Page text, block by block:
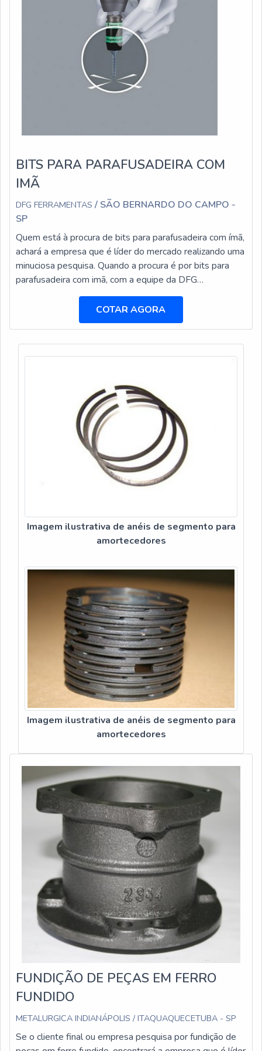
BITS PARA PARAFUSADEIRA COM
IMÃ
DFG FERRAMENTAS / SÃO BERNARDO DO CAMPO -
SP
Quem está à procura de bits para parafusadeira com ímã,
achará a empresa que é líder do mercado realizando uma
minuciosa pesquisa. Quando a procura é por bits para
parafusadeira com imã, com a equipe da DFG
Ferramentas irá encontrar excelente custo-benefício com
pagamento acessível.MAIS DETALHES SOBRE BITS
PARA PARAFUSADEIRA COM ÍMÃA DFG
COTAR AGORA
Imagem ilustrativa de anéis de segmento para
amortecedores
Imagem ilustrativa de anéis de segmento para
amortecedores
FUNDIÇÃO DE PEÇAS EM FERRO
FUNDIDO
METALURGICA INDIANÁPOLIS / ITAQUAQUECETUBA - SP
Se o cliente final ou empresa pesquisa por fundição de